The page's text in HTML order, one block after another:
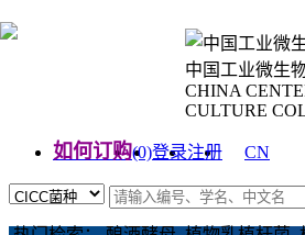
中国工业微生
CHINA
CULTURE
如何订购(0)登录注册
CN